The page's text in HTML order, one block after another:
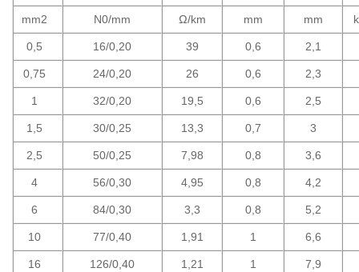
mm2 N0/mm Ω/km mm mm
0,5 16/0,20 39 0,6 2,1
0,75 24/0,20 26 0,6 2,3
1 32/0,20 19,5 0,6 2,5
1,5 30/0,25 13,3 0,7 3
2,5 50/0,25 7,98 0,8 3,6
4 56/0,30 4,95 0,8 4,2
6 84/0,30 3,3 0,8 5,2
10 77/0,40 1,91 1 6,6
16 126/0,40 1,21 1 7,9